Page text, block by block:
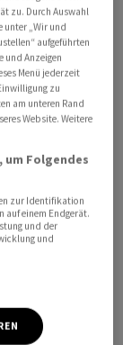
der
ihr
EU
Uno gegen
diejenigen
wurden 2016
mit dem Iran
USA
zu. Durch Auswahl
unter „Wir und
aufgeführten
und Anzeigen
Menü jederzeit
zu
am unteren Rand
Website. Weitere
Folgendes
zur Identifikation
auf einem Endgerät.
und der
und